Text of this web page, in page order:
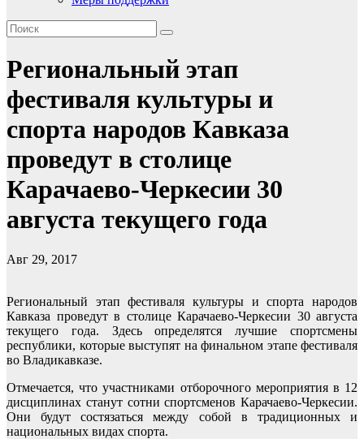
Региональный этап
фестиваля культуры и
спорта народов Кавказа
проведут в столице
Карачаево-Черкесии 30
августа текущего года
Авг 29, 2017
Региональный этап фестиваля культуры и спорта народов
Кавказа проведут в столице Карачаево-Черкесии 30 августа
текущего года. Здесь определятся лучшие спортсмены
республики, которые выступят на финальном этапе фестиваля
во Владикавказе.
Отмечается, что участниками отборочного мероприятия в 12
дисциплинах станут сотни спортсменов Карачаево-Черкесии.
Они будут состязаться между собой в традиционных и
национальных видах спорта.